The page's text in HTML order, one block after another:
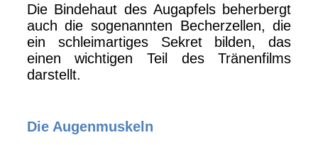
Die Bindehaut des Augapfels beherbergt
auch die sogenannten Becherzellen, die
ein schleimartiges Sekret bilden, das
einen wichtigen Teil des Tränenfilms
darstellt.
Die Augenmuskeln